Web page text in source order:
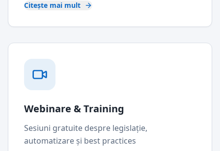
Citește mai mult
Webinare & Training
Sesiuni gratuite despre legislație,
automatizare și best practices